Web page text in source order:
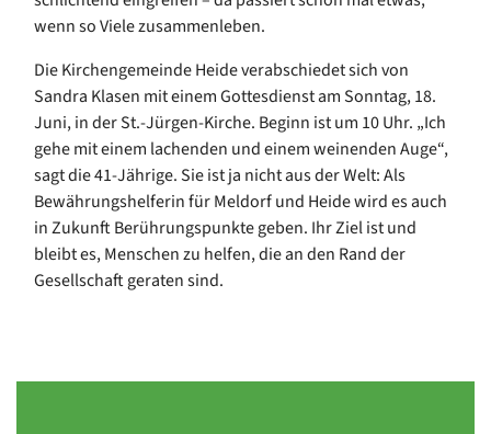
wenn so Viele zusammenleben.
Die Kirchengemeinde Heide verabschiedet sich von
Sandra Klasen mit einem Gottesdienst am Sonntag, 18.
Juni, in der St.-Jürgen-Kirche. Beginn ist um 10 Uhr. „Ich
gehe mit einem lachenden und einem weinenden Auge“,
sagt die 41-Jährige. Sie ist ja nicht aus der Welt: Als
Bewährungshelferin für Meldorf und Heide wird es auch
in Zukunft Berührungspunkte geben. Ihr Ziel ist und
bleibt es, Menschen zu helfen, die an den Rand der
Gesellschaft geraten sind.